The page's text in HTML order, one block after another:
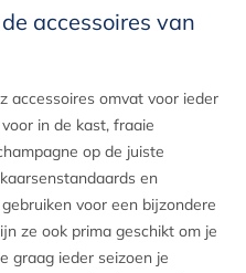
accessoires van
accessoires omvat voor ieder
in de kast, fraaie
op de juiste
en
voor een bijzondere
ze ook prima geschikt om je
graag ieder seizoen je